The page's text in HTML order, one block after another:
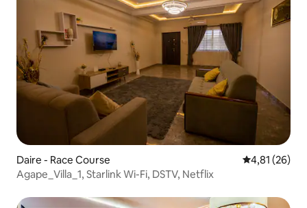
Daire - Race Course 5 üzerinden
4,81 (26)
Agape_Villa_1, Starlink Wi-Fi, DSTV, Netflix